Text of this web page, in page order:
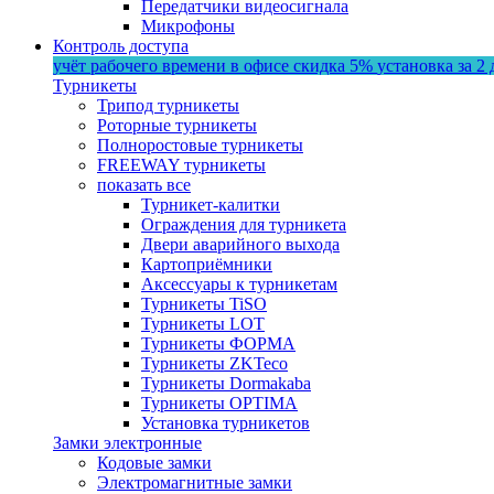
Передатчики видеосигнала
Микрофоны
Контроль доступа
учёт рабочего времени в офисе скидка 5% установка за 2
Турникеты
Трипод турникеты
Роторные турникеты
Полноростовые турникеты
FREEWAY турникеты
показать все
Турникет-калитки
Ограждения для турникета
Двери аварийного выхода
Картоприёмники
Аксессуары к турникетам
Турникеты TiSO
Турникеты LOT
Турникеты ФОРМА
Турникеты ZKTeco
Турникеты Dormakaba
Турникеты OPTIMA
Установка турникетов
Замки электронные
Кодовые замки
Электромагнитные замки